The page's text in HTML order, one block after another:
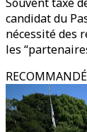
candidat du
nécessité des
les
RECOMMANDÉ